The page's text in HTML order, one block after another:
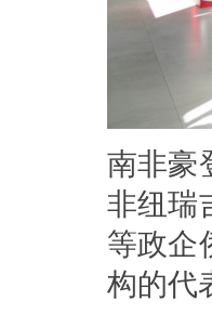
南非豪
非纽瑞
等政企
构的代